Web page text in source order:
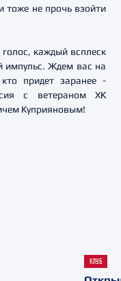
тоже не прочь взойти
каждый всплеск
импульс. Ждем вас на
придет заранее -
с ветераном ХК
Куприяновым!
КЛУБ